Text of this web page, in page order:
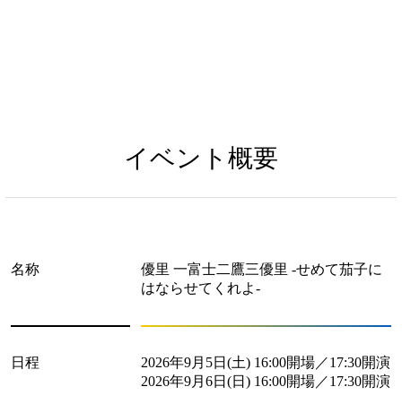
イベント概要
名称
優里 一富士二鷹三優里 -せめて茄子に
はならせてくれよ-
日程
2026年9月5日(土) 16:00開場／17:30開演
2026年9月6日(日) 16:00開場／17:30開演